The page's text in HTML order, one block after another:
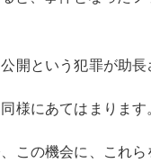
開という犯罪が助長
様にあてはまります
この機会に、これ